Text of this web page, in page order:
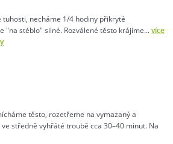
necháme 1/4 hodiny přikryté
"na stéblo" silné. Rozválené těsto krájíme...více
těsto, rozetřeme na vymazaný a
středně vyhřáté troubě cca 30–40 minut. Na